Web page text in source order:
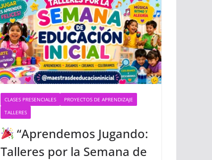
CLASES PRESENCIALES
PROYECTOS DE APRENDIZAJE
TALLERES
“Aprendemos Jugando:
Talleres por la Semana de